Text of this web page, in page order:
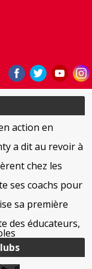
action en
a dit au revoir à
chez les
ses coachs pour
sa première
des éducateurs,